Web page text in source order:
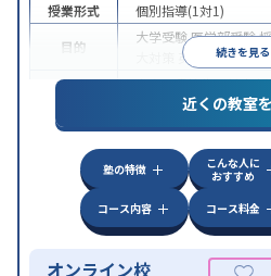
続きを見る
授業形式
個別指導(1対1)
目的
大学受験医学部受験
英検(英語検定)
中高一貫校生に対応
自習室あり
近くの教室
塾の特徴
こんな人に
おすすめ
コース内容
コース料金
オンライン校